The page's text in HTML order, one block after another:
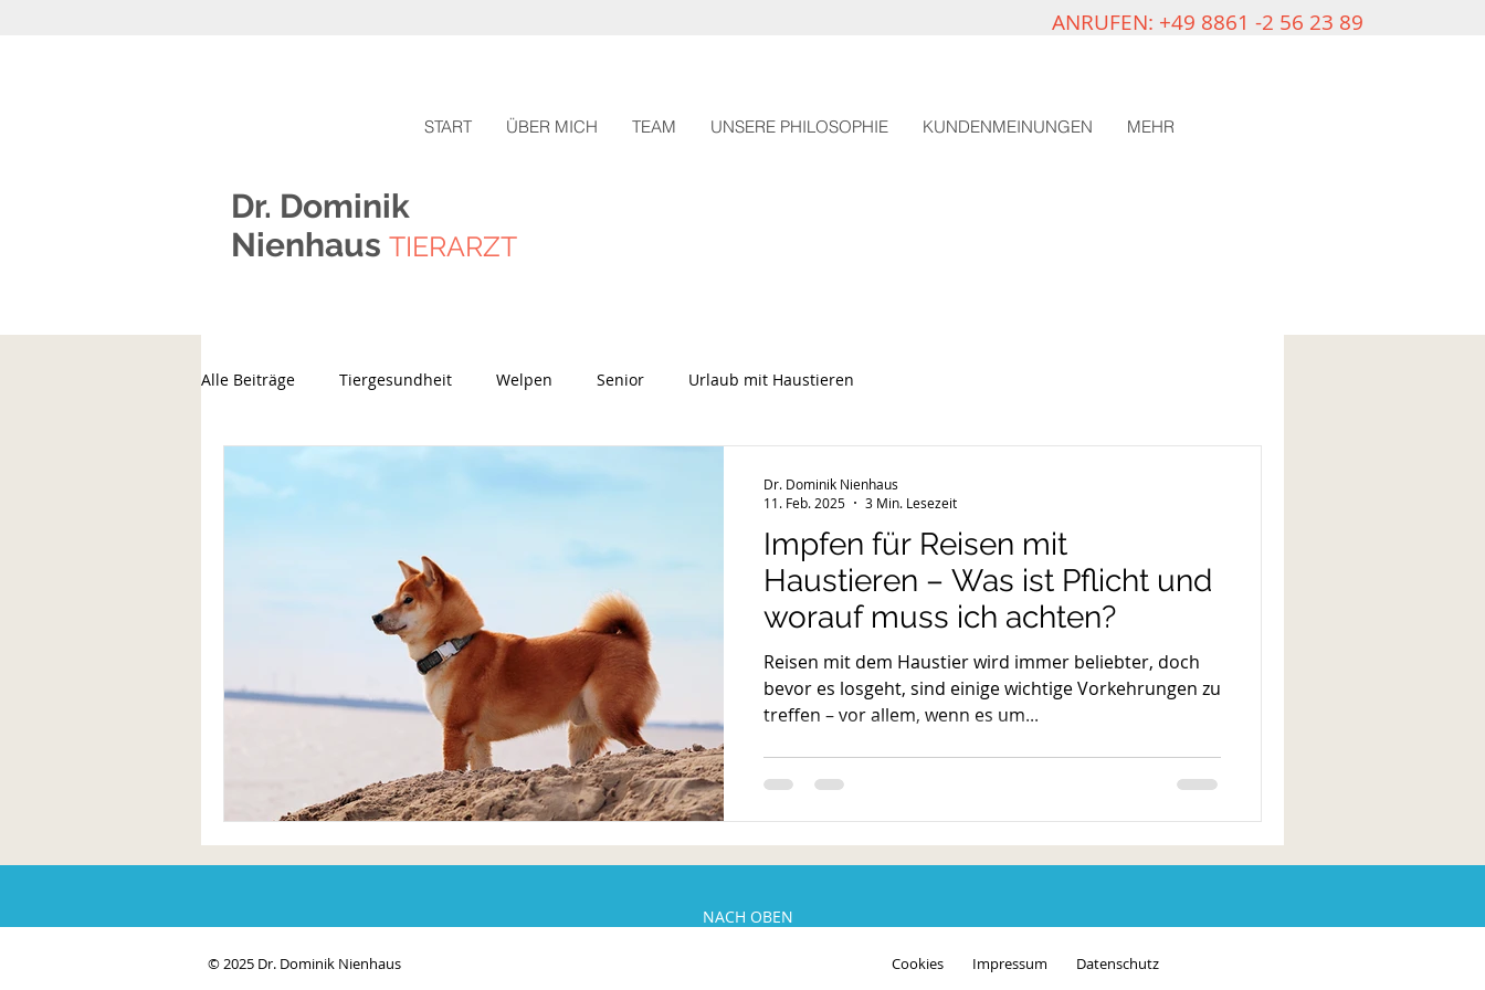
ANRUFEN: +49 8861 -2 56 23 89
START ÜBER MICH TEAM UNSERE PHILOSOPHIE KUNDENMEINUNGEN MEHR
Dr. Dominik
Nienhaus TIERARZT
Alle Beiträge Tiergesundheit Welpen Senior Urlaub mit Haustieren
Impfen für Reisen mit
Haustieren – Was ist Pflicht und
worauf muss ich achten?
Reisen mit dem Haustier wird immer beliebter, doch
bevor es losgeht, sind einige wichtige Vorkehrungen zu
treffen – vor allem, wenn es um...
Dr. Dominik Nienhaus
11. Feb. 2025
3 Min. Lesezeit
NACH OBEN
© 2025 Dr. Dominik Nienhaus Cookies Impressum Datenschutz